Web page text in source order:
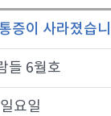
증이 사라졌습
들 6월호
요일